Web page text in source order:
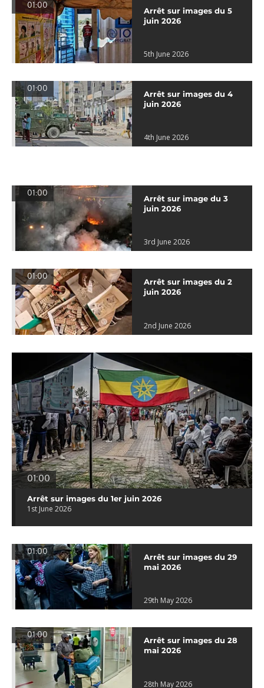
01:00
Arrêt sur images du 5
juin 2026
5th June 2026
01:00
Arrêt sur images du 4
juin 2026
4th June 2026
01:00
Arrêt sur image du 3
juin 2026
3rd June 2026
01:00
Arrêt sur images du 2
juin 2026
2nd June 2026
01:00
Arrêt sur images du 1er juin 2026
1st June 2026
01:00
Arrêt sur images du 29
mai 2026
29th May 2026
01:00
Arrêt sur images du 28
mai 2026
28th May 2026